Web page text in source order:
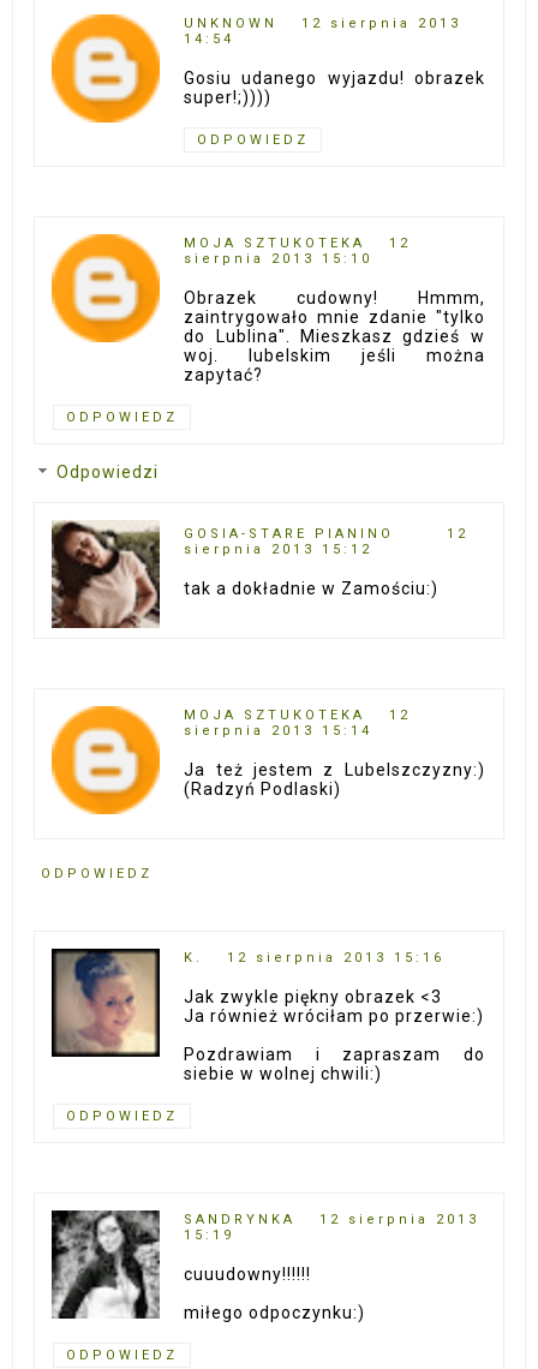
UNKNOWN
12 sierpnia 2013
14:54
Gosiu udanego wyjazdu! obrazek
super!;))))
ODPOWIEDZ
MOJA SZTUKOTEKA
12
sierpnia 2013 15:10
Obrazek cudowny! Hmmm,
zaintrygowało mnie zdanie "tylko
do Lublina". Mieszkasz gdzieś w
woj. lubelskim jeśli można
zapytać?
ODPOWIEDZ
Odpowiedzi
GOSIA-STARE PIANINO
12
sierpnia 2013 15:12
tak a dokładnie w Zamościu:)
MOJA SZTUKOTEKA
12
sierpnia 2013 15:14
Ja też jestem z Lubelszczyzny:)
(Radzyń Podlaski)
ODPOWIEDZ
K. 12 sierpnia 2013 15:16
Jak zwykle piękny obrazek <3
Ja również wróciłam po przerwie:)
Pozdrawiam i zapraszam do
siebie w wolnej chwili:)
ODPOWIEDZ
SANDRYNKA
12 sierpnia 2013
15:19
cuuudowny!!!!!!
miłego odpoczynku:)
ODPOWIEDZ